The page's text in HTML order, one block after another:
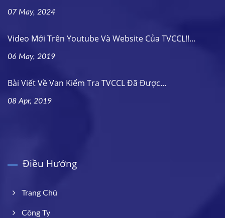
07 May, 2024
Video Mới Trên Youtube Và Website Của TVCCL!!...
06 May, 2019
Bài Viết Về Van Kiểm Tra TVCCL Đã Được...
08 Apr, 2019
Điều Hướng
Trang Chủ
Công Ty